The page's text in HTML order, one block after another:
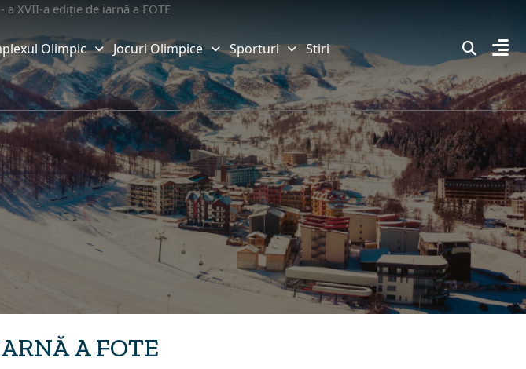
Olimpic Jocuri Olimpice Sporturi Stiri
a XVII-a ediție de iarnă a FOTE
A FOTE